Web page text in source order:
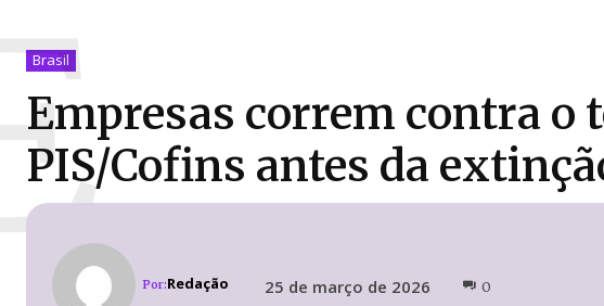
Brasil
Empresas correm contra o
PIS/Cofins antes da
Por:Redação 25 de março de 2026 0